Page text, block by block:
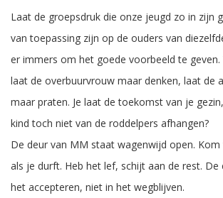
Laat de groepsdruk die onze jeugd zo in zijn
van toepassing zijn op de ouders van
er immers om het goede voorbeeld te geven.
laat de overbuurvrouw maar denken, laat de
maar praten. Je laat de toekomst van je
kind toch niet van de roddelpers afhangen?
De deur van MM staat wagenwijd open. Kom
als je durft. Heb het lef, schijt aan de rest. De
het accepteren, niet in het wegblijven.